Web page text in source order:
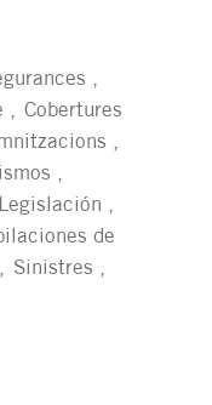
Cobertures
Legislación
de
Sinistres